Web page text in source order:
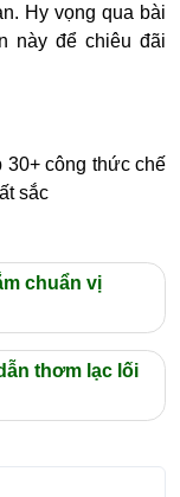
Hy vọng qua bài
này để chiêu đãi
30+ công thức chế
sắc
chuẩn vị
thơm lạc lối